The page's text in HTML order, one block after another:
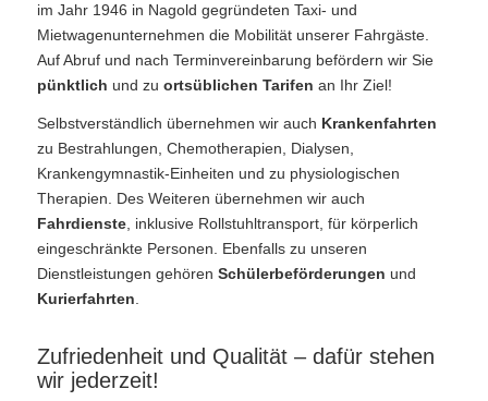
im Jahr 1946 in Nagold gegründeten Taxi- und
Mietwagenunternehmen die Mobilität unserer Fahrgäste.
Auf Abruf und nach Terminvereinbarung befördern wir Sie
pünktlich und zu ortsüblichen Tarifen an Ihr Ziel!
Selbstverständlich übernehmen wir auch Krankenfahrten
zu Bestrahlungen, Chemotherapien, Dialysen,
Krankengymnastik-Einheiten und zu physiologischen
Therapien. Des Weiteren übernehmen wir auch
Fahrdienste, inklusive Rollstuhltransport, für körperlich
eingeschränkte Personen. Ebenfalls zu unseren
Dienstleistungen gehören Schülerbeförderungen und
Kurierfahrten
Zufriedenheit und Qualität – dafür stehen
wir jederzeit!